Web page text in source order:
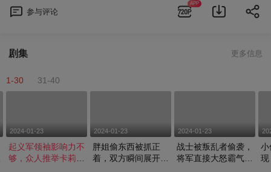
参与评论
APP
剧集 更多信息
1-30 31-40
2024-01-23
起义军领袖影响力不
够，众人推举卡莉娅
2024-01-23
胖姐偷东西被抓正
着，双方瞬间展开激
2024-01-23
战士被叛乱者偷袭，
将军直接大怒霸气整
小
现